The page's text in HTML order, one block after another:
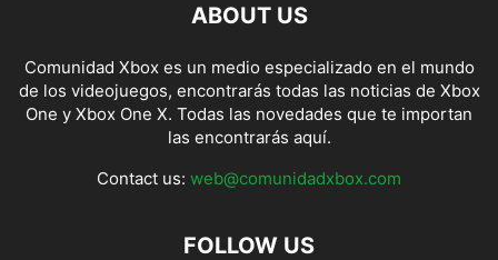
ABOUT US
Comunidad Xbox es un medio especializado en el mundo
de los videojuegos, encontrarás todas las noticias de Xbox
One y Xbox One X. Todas las novedades que te importan
las encontrarás aquí.
Contact us: web@comunidadxbox.com
FOLLOW US